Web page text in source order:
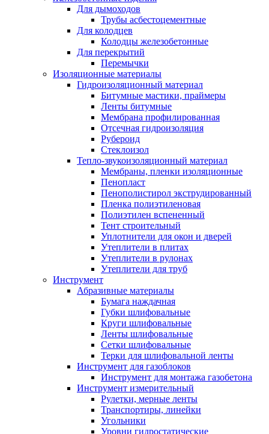
Для дымоходов
Трубы асбестоцементные
Для колодцев
Колодцы железобетонные
Для перекрытий
Перемычки
Изоляционные материалы
Гидроизоляционный материал
Битумные мастики, праймеры
Ленты битумные
Мембрана профилированная
Отсечная гидроизоляция
Рубероид
Стеклоизол
Тепло-звукоизоляционный материал
Мембраны, пленки изоляционные
Пенопласт
Пенополистирол экструдированный
Пленка полиэтиленовая
Полиэтилен вспененный
Тент строительный
Уплотнители для окон и дверей
Утеплители в плитах
Утеплители в рулонах
Утеплители для труб
Инструмент
Абразивные материалы
Бумага наждачная
Губки шлифовальные
Круги шлифовальные
Ленты шлифовальные
Сетки шлифовальные
Терки для шлифовальной ленты
Инструмент для газоблоков
Инструмент для монтажа газобетона
Инструмент измерительный
Рулетки, мерные ленты
Транспортиры, линейки
Угольники
Уровни гидростатические